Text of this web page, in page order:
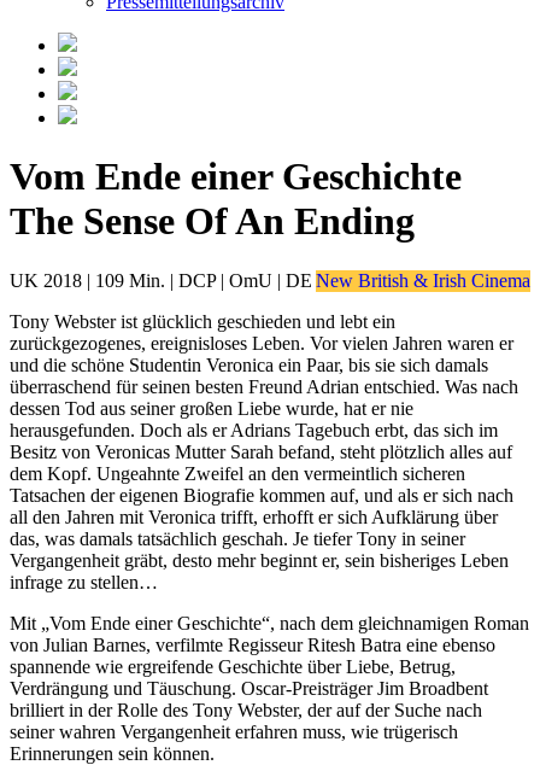
Vom Ende einer Geschichte
The Sense Of An Ending
UK 2018 | 109 Min. | DCP | OmU | DE New British & Irish Cinema
Tony Webster ist glücklich geschieden und lebt ein
zurückgezogenes, ereignisloses Leben. Vor vielen Jahren waren er
und die schöne Studentin Veronica ein Paar, bis sie sich damals
überraschend für seinen besten Freund Adrian entschied. Was nach
dessen Tod aus seiner großen Liebe wurde, hat er nie
herausgefunden. Doch als er Adrians Tagebuch erbt, das sich im
Besitz von Veronicas Mutter Sarah befand, steht plötzlich alles auf
dem Kopf. Ungeahnte Zweifel an den vermeintlich sicheren
Tatsachen der eigenen Biografie kommen auf, und als er sich nach
all den Jahren mit Veronica trifft, erhofft er sich Aufklärung über
das, was damals tatsächlich geschah. Je tiefer Tony in seiner
Vergangenheit gräbt, desto mehr beginnt er, sein bisheriges Leben
infrage zu stellen…
Mit „Vom Ende einer Geschichte“, nach dem gleichnamigen Roman
von Julian Barnes, verfilmte Regisseur Ritesh Batra eine ebenso
spannende wie ergreifende Geschichte über Liebe, Betrug,
Verdrängung und Täuschung. Oscar-Preisträger Jim Broadbent
brilliert in der Rolle des Tony Webster, der auf der Suche nach
seiner wahren Vergangenheit erfahren muss, wie trügerisch
Erinnerungen sein können.